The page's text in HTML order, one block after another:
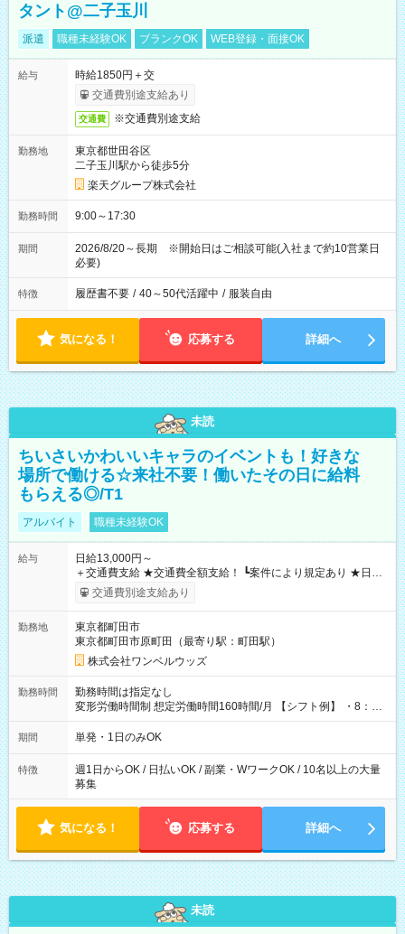
タント@二子玉川
派遣 職種未経験OK ブランクOK WEB登録・面接OK
給与
時給1850円＋交
交通費別途支給あり
交通費 ※交通費別途支給
勤務地
東京都世田谷区
二子玉川駅から徒歩5分
楽天グループ株式会社
勤務時間 9:00～17:30
期間
2026/8/20～長期 ※開始日はご相談可能(入社まで約10営業日
必要)
特徴 履歴書不要 / 40～50代活躍中 / 服装自由
気になる！ 応募する 詳細へ
未読
ちいさいかわいいキャラのイベントも！好きな
場所で働ける☆来社不要！働いたその日に給料
もらえる◎/T1
アルバイト 職種未経験OK
給与
日給13,000円～
＋交通費支給 ★交通費全額支給！ ┗案件により規定あり ★日払
いOK！（規定あり） ┗働いたその日に現金GET♪ お仕事後はコ
ンビニATMから 日払い分を引き落とせます！ 【試用期間】試
交通費別途支給あり
勤務地
東京都町田市
東京都町田市原町田（最寄り駅：町田駅）
株式会社ワンベルウッズ
勤務時間
勤務時間は指定なし
変形労働時間制 想定労働時間160時間/月 【シフト例】 ・8：00
～21：00
期間 単発・1日のみOK
特徴
週1日からOK / 日払いOK / 副業・WワークOK / 10名以上の大量
募集
気になる！ 応募する 詳細へ
未読